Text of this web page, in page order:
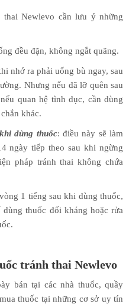
Newlevo cần lưu ý những
đều đặn, không ngắt quãng.
nhớ ra phải uống bù ngay, sau
Nhưng nếu đã lỡ quên sau
quan hệ tình dục, cần dùng
khác.
dùng thuốc: điều này sẽ làm
ngày tiếp theo sau khi ngừng
pháp tránh thai không chứa
1 tiếng sau khi dùng thuốc,
thuốc đối kháng hoặc rửa
tránh thai Newlevo
bán tại các nhà thuốc, quầy
thuốc tại những cơ sở uy tín